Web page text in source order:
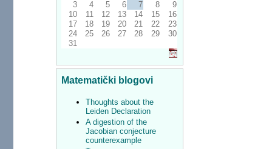
3
4 5 6 7 8
9
10
11 12 13 14 15
16
17
18 19 20 21 22
23
24
25 26 27 28 29
30
31
Matematički blogovi
Thoughts about the
Leiden Declaration
A digestion of the
Jacobian conjecture
counterexample